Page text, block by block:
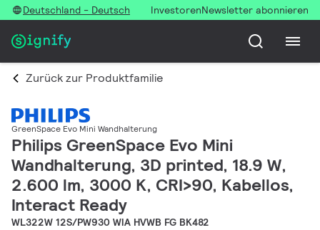
Deutschland - Deutsch InvestorenNewsletter abonnieren
Zurück zur Produktfamilie
GreenSpace Evo Mini Wandhalterung
Philips GreenSpace Evo Mini
Wandhalterung, 3D printed, 18.9 W,
2.600 lm, 3000 K, CRI>90, Kabellos,
Interact Ready
WL322W 12S/PW930 WIA HVWB FG BK482